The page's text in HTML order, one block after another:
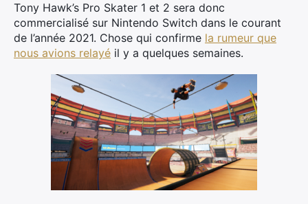
Tony Hawk’s Pro Skater 1 et 2 sera donc
commercialisé sur Nintendo Switch dans le courant
de l’année 2021. Chose qui confirme la rumeur que
nous avions relayé il y a quelques semaines.